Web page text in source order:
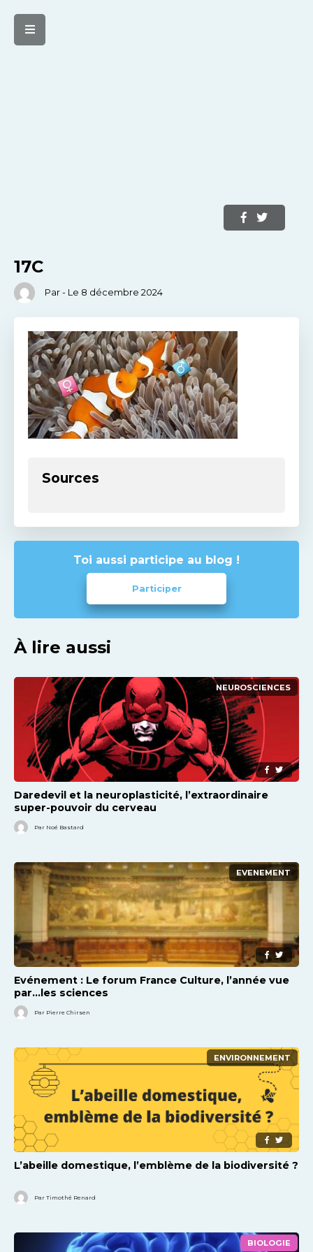
17C
Par - Le 8 décembre 2024
Sources
Toi aussi participe au blog !
Participer
À lire aussi
NEUROSCIENCES
Daredevil et la neuroplasticité, l’extraordinaire
super-pouvoir du cerveau
Par Noé Bastard
EVENEMENT
Evénement : Le forum France Culture, l’année vue
par…les sciences
Par Pierre Chirsen
ENVIRONNEMENT
L’abeille domestique, l’emblème de la biodiversité ?
Par Timothé Renard
BIOLOGIE